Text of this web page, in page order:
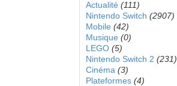
Actualité (111)
Nintendo Switch (2907)
Mobile (42)
Musique (0)
LEGO (5)
Nintendo Switch 2 (231)
Cinéma (3)
Plateformes (4)